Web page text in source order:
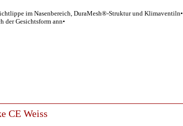
im Nasenbereich, DuraMesh®-Struktur und Klimaventiln•
der Gesichtsform ann•
CE Weiss